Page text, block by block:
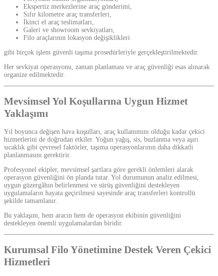
Ekspertiz merkezlerine araç gönderimi,
Sıfır kilometre araç transferleri,
İkinci el araç teslimatları,
Galeri ve showroom sevkiyatları,
Filo araçlarının lokasyon değişiklikleri
gibi birçok işlem güvenli taşıma prosedürleriyle gerçekleştirilmektedir.
Her sevkiyat operasyonu, zaman planlaması ve araç güvenliği esas alınarak
organize edilmektedir.
Mevsimsel Yol Koşullarına Uygun Hizmet
Yaklaşımı
Yıl boyunca değişen hava koşulları, araç kullanımını olduğu kadar çekici
hizmetlerini de doğrudan etkiler. Yoğun yağış, sis, buzlanma veya aşırı
sıcaklık gibi çevresel faktörler, taşıma operasyonlarının daha dikkatli
planlanmasını gerektirir.
Profesyonel ekipler, mevsimsel şartlara göre gerekli önlemleri alarak
operasyon güvenliğini ön planda tutar. Yol durumunun analiz edilmesi,
uygun güzergâhın belirlenmesi ve sürüş güvenliğini destekleyen
uygulamaların hayata geçirilmesi sayesinde araç transferleri kontrollü
şekilde tamamlanır.
Bu yaklaşım, hem aracın hem de operasyon ekibinin güvenliğini
destekleyen önemli uygulamalardan biridir.
Kurumsal Filo Yönetimine Destek Veren Çekici
Hizmetleri